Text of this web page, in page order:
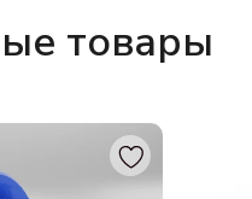
товары